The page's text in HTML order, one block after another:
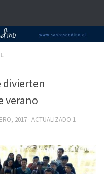
divierten
verano
2017 · ACTUALIZADO 1